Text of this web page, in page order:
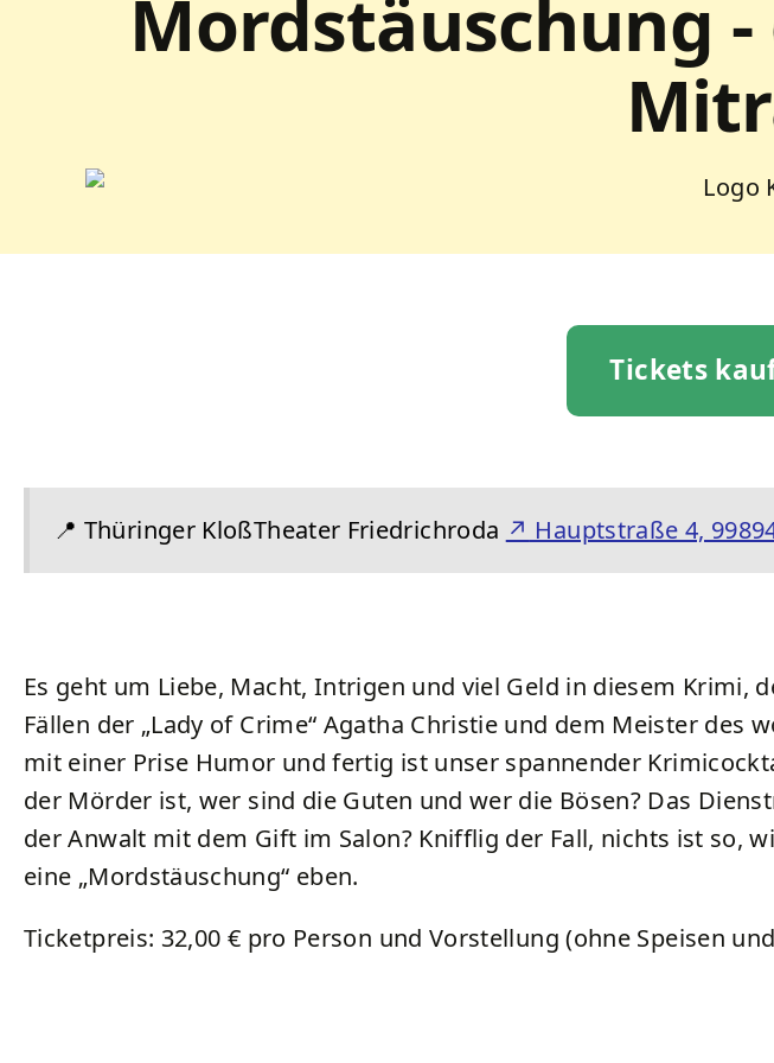
Mordstäuschung
Tickets
📍 Thüringer KloßTheater Friedrichroda ↗ Hauptstraße 4,
Es geht um Liebe, Macht, Intrigen und viel Geld in diesem
Fällen der „Lady of Crime“ Agatha Christie und dem Meister des
mit einer Prise Humor und fertig ist unser spannender
der Mörder ist, wer sind die Guten und wer die Bösen? Das
der Anwalt mit dem Gift im Salon? Knifflig der Fall, nichts ist so,
eine „Mordstäuschung“ eben.
Ticketpreis: 32,00 € pro Person und Vorstellung (ohne Speisen